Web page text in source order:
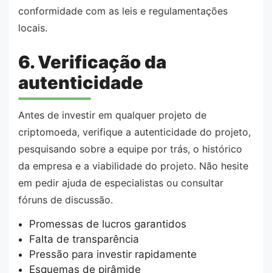
conformidade com as leis e regulamentações
locais.
6. Verificação da
autenticidade
Antes de investir em qualquer projeto de
criptomoeda, verifique a autenticidade do projeto,
pesquisando sobre a equipe por trás, o histórico
da empresa e a viabilidade do projeto. Não hesite
em pedir ajuda de especialistas ou consultar
fóruns de discussão.
Promessas de lucros garantidos
Falta de transparência
Pressão para investir rapidamente
Esquemas de pirâmide